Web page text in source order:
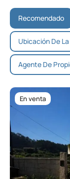
Recomendado
Ubicación De
Agente De
En venta